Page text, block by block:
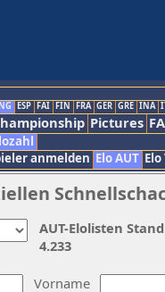
ESP FAI FIN FRA GER GRE INA
Pictures
anmelden Elo AUT
Vorname
AUT-Elolisten
4.233